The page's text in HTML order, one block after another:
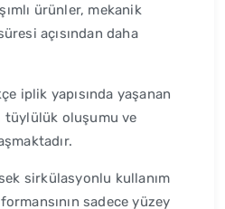
ürünler, mekanik
açısından daha
iplik yapısında yaşanan
tüylülük oluşumu ve
sirkülasyonlu kullanım
sadece yüzey